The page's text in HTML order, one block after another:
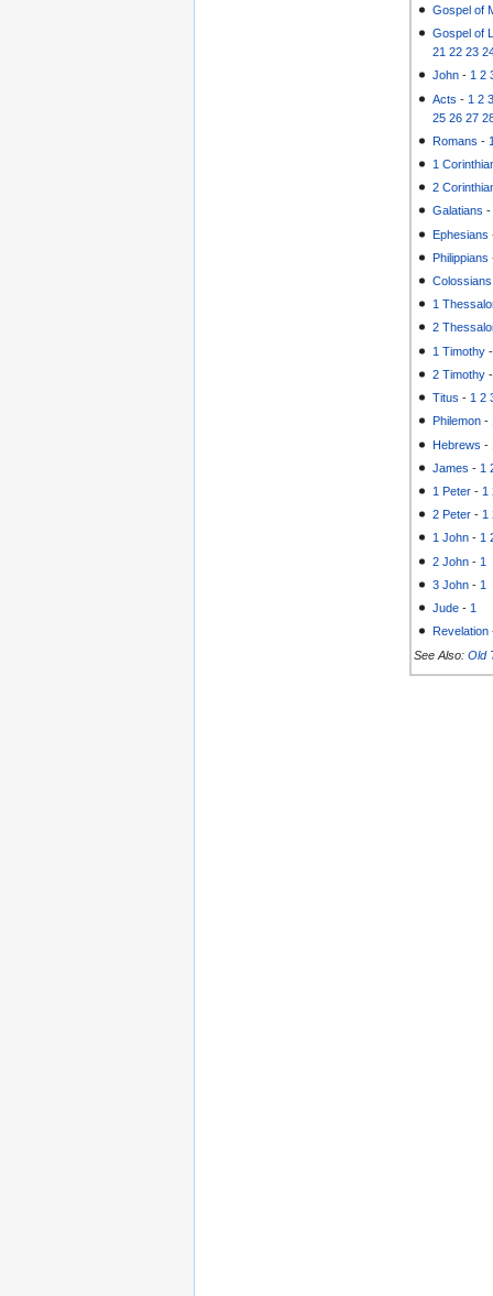
Gospel of
Gospel of
21 22 23
John -1 2
Acts - 1 2
25 26 27
Romans -
1
2
Galatians
Ephesians
Philippians
Colossians
1
2
1 Timothy
2 Timothy
Titus - 1 2
Philemon -
Hebrews -
James - 1
1 Peter - 1
2 Peter - 1
1 John - 1
2 John - 1
3 John - 1
Jude - 1
Revelation
See Also: Old